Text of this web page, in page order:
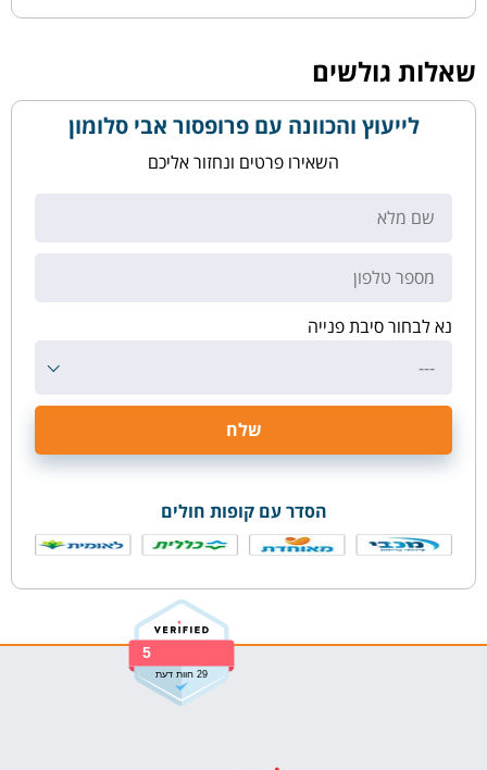
שאלות גולשים
לייעוץ והכוונה עם פרופסור אבי סלומון
השאירו פרטים ונחזור אליכם
נא לבחור סיבת פנייה
---
הסדר עם קופות חולים
5
29 חוות דעת